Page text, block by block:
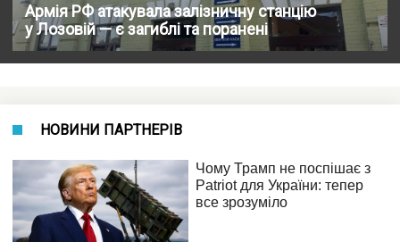
Армія РФ атакувала залізничну станцію
у Лозовій — є загиблі та поранені
НОВИНИ ПАРТНЕРІВ